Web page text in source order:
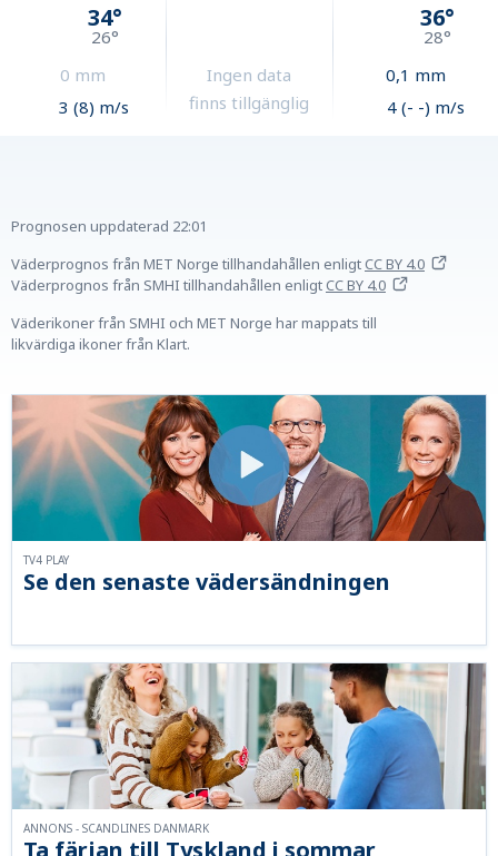
34°
26°
0 mm
3 (8) m/s
Ingen data
finns tillgänglig
36°
28°
0,1 mm
4 (- -) m/s
Prognosen uppdaterad 22:01
Väderprognos från MET Norge tillhandahållen enligtCC BY 4.0
Väderprognos från SMHI tillhandahållen enligtCC BY 4.0
Väderikoner från SMHI och MET Norge har mappats till
likvärdiga ikoner från Klart.
Se den senaste vädersändningen
TV4 PLAY
ANNONS - SCANDLINES DANMARK